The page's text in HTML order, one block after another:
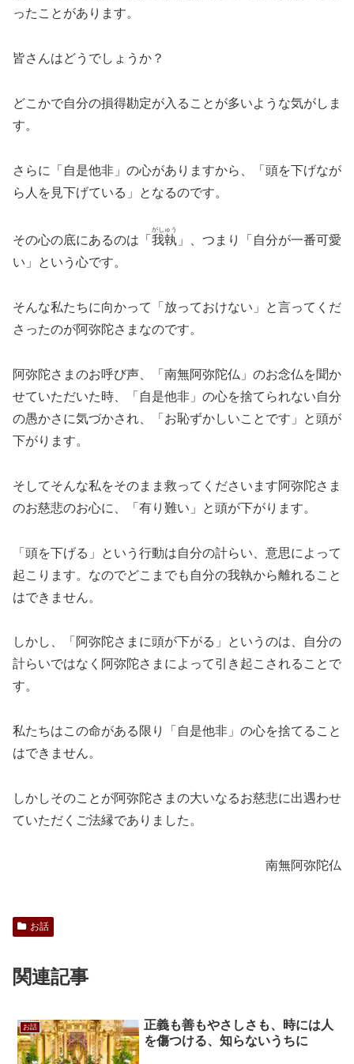
ったことがあります。
皆さんはどうでしょうか？
どこかで自分の損得勘定が入ることが多いような気がしま
す。
さらに「自是他非」の心がありますから、「頭を下げなが
ら人を見下げている」となるのです。
その心の底にあるのは「 我執
がしゅう
」、つまり「自分が一番可愛
い」という心です。
そんな私たちに向かって「放っておけない」と言ってくだ
さったのが阿弥陀さまなのです。
阿弥陀さまのお呼び声、「南無阿弥陀仏」のお念仏を聞か
せていただいた時、「自是他非」の心を捨てられない自分
の愚かさに気づかされ、「お恥ずかしいことです」と頭が
下がります。
そしてそんな私をそのまま救ってくださいます阿弥陀さま
のお慈悲のお心に、「有り難い」と頭が下がります。
「頭を下げる」という行動は自分の計らい、意思によって
起こります。なのでどこまでも自分の我執から離れること
はできません。
しかし、「阿弥陀さまに頭が下がる」というのは、自分の
計らいではなく阿弥陀さまによって引き起こされることで
す。
私たちはこの命がある限り「自是他非」の心を捨てること
はできません。
しかしそのことが阿弥陀さまの大いなるお慈悲に出遇わせ
ていただくご法縁でありました。
南無阿弥陀仏
お話
関連記事
お話
正義も善もやさしさも、時には人
を傷つける、知らないうちに